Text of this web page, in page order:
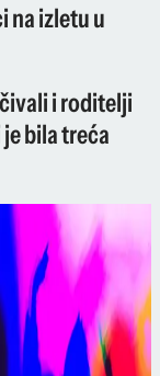
na izletu u
i roditelji
bila treća